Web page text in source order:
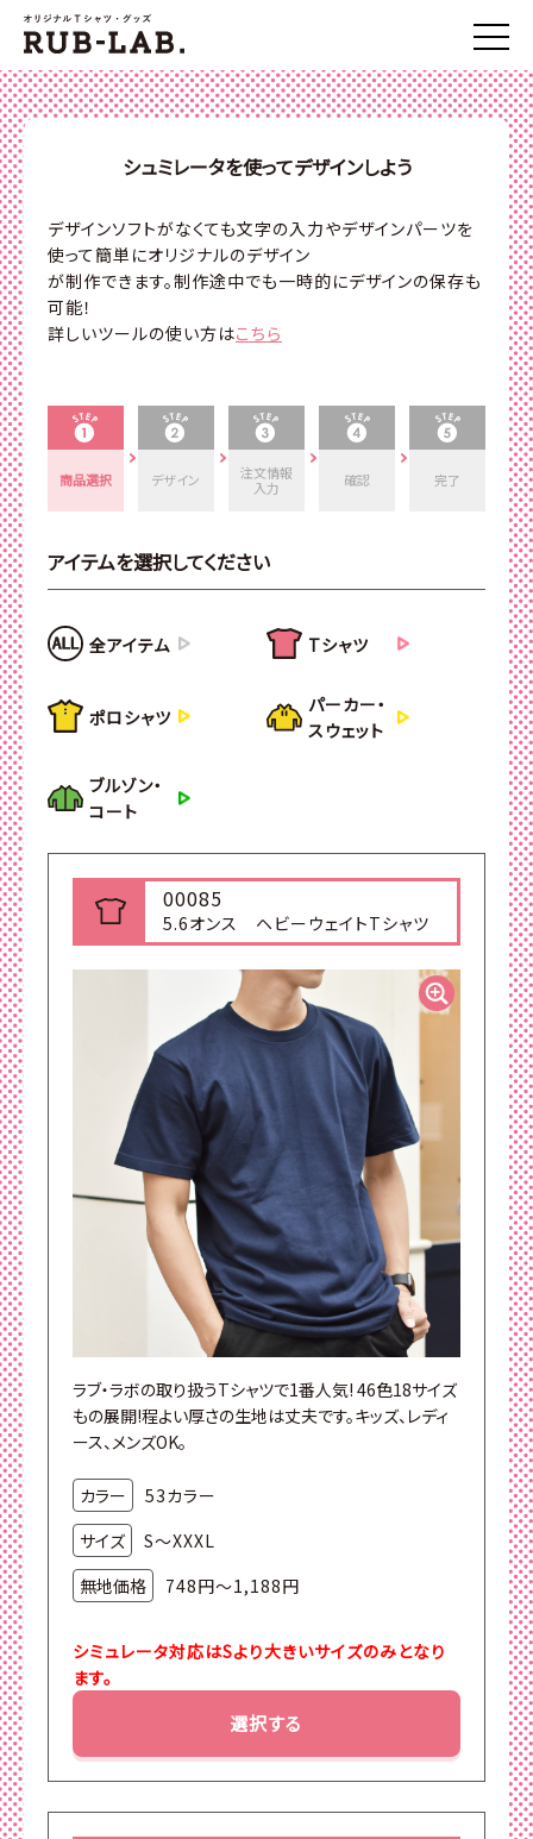
シュミレータを使ってデザインしよう
デザインソフトがなくても文字の入力やデザインパーツを
使って簡単にオリジナルのデザイン
が制作できます。制作途中でも一時的にデザインの保存も
可能！
詳しいツールの使い方はこちら
商品選択 デザイン
注文情報
入力
確認 完了
アイテムを選択してください
全アイテム Tシャツ
ポロシャツ
パーカー・
スウェット
ブルゾン・
コート
00085
5.6オンス ヘビーウェイトTシャツ
ラブ・ラボの取り扱うTシャツで1番人気! 46色18サイズ
もの展開!程よい厚さの生地は丈夫です。キッズ、レディ
ース、メンズOK。
カラー
53カラー
サイズ
S～XXXL
無地価格
748円～1,188円
シミュレータ対応はSより大きいサイズのみとなり
ます。
選択する